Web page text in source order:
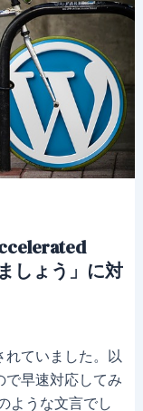
しょう」に対
れていました。以
で早速対応してみ
ような文言でし